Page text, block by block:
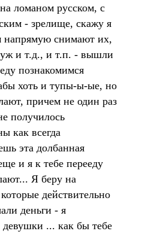
ломаном русском, с
- зрелище, скажу я
напрямую снимают их,
и т.д., и т.п. - вышли
познакомимся
хоть и тупы-ы-ые, но
причем не один раз
получилось
как всегда
эта долбанная
и я к тебе перееду
Я беру на
действительно
деньги - я
девушки ... как бы тебе